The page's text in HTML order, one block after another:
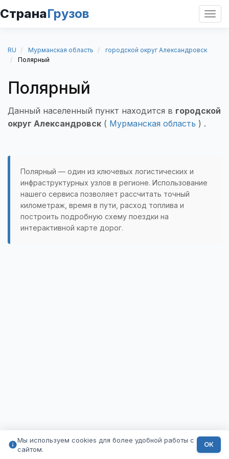
СтранаГрузов
RU Мурманская область
городской округ Александровск
Полярный
Полярный
Данный населенный пункт находится в городской
округ Александровск ( Мурманская область ) .
Полярный — один из ключевых логистических и
инфраструктурных узлов в регионе. Использование
нашего сервиса позволяет рассчитать точный
километраж, время в пути, расход топлива и
построить подробную схему поездки на
интерактивной карте дорог.
Мы используем cookies для более удобной работы с
сайтом.
ОК